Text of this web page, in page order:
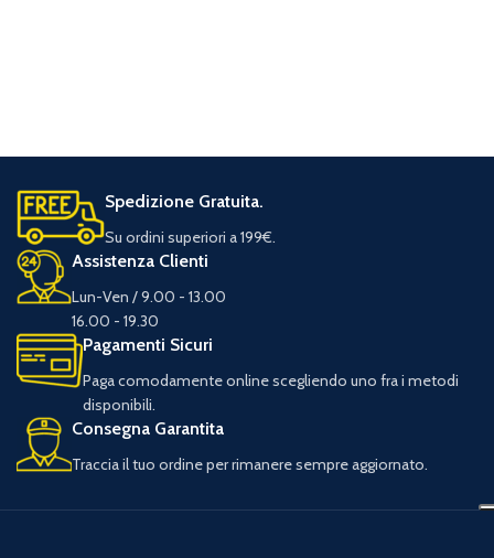
Spedizione Gratuita.
Su ordini superiori a 199€.
Assistenza Clienti
Lun-Ven / 9.00 - 13.00
16.00 - 19.30
Pagamenti Sicuri
Paga comodamente online scegliendo uno fra i metodi
disponibili.
Consegna Garantita
Traccia il tuo ordine per rimanere sempre aggiornato.